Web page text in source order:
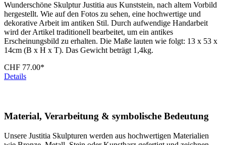
Wunderschöne Skulptur Justitia aus Kunststein, nach altem Vorbild
hergestellt. Wie auf den Fotos zu sehen, eine hochwertige und
dekorative Arbeit im antiken Stil. Durch aufwendige Handarbeit
wird der Artikel traditionell bearbeitet, um ein antikes
Erscheinungsbild zu erhalten. Die Maße lauten wie folgt: 13 x 53 x
14cm (B x H x T). Das Gewicht beträgt 1,4kg.
CHF 77.00*
Details
Material, Verarbeitung & symbolische Bedeutung
Unsere Justitia Skulpturen werden aus hochwertigen Materialien